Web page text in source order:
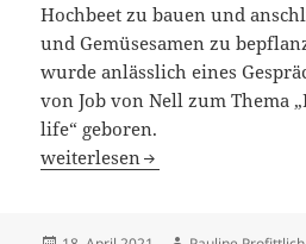
Hochbeet zu bauen und
und Gemüsesamen zu
wurde anlässlich eines
von Job von Nell zum Thema
life“ geboren.
Happy Soil, Happy Life – Ein
weiterlesen